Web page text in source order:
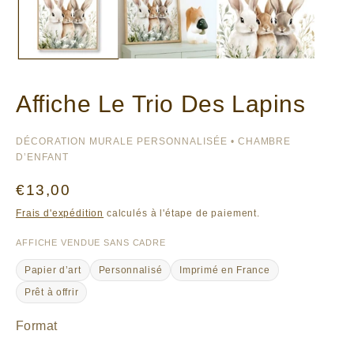
Affiche Le Trio Des Lapins
DÉCORATION MURALE PERSONNALISÉE • CHAMBRE
D’ENFANT
Prix
habituel
€13,00
Frais d'expédition calculés à l'étape de paiement.
AFFICHE VENDUE SANS CADRE
Papier d’art Personnalisé
Imprimé en France
Prêt à offrir
Format